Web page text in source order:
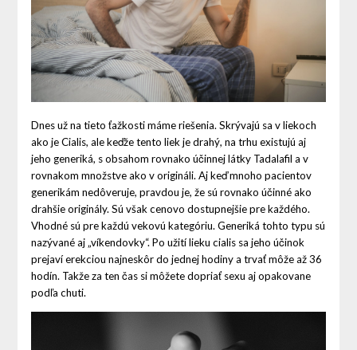
Dnes už na tieto ťažkosti máme riešenia. Skrývajú sa v liekoch
ako je Cialis, ale keďže tento liek je drahý, na trhu existujú aj
jeho generiká, s obsahom rovnako účinnej látky Tadalafil a v
rovnakom množstve ako v origináli. Aj keď mnoho pacientov
generikám nedôveruje, pravdou je, že sú rovnako účinné ako
drahšie originály. Sú však cenovo dostupnejšie pre každého.
Vhodné sú pre každú vekovú kategóriu. Generiká tohto typu sú
nazývané aj „víkendovky“. Po užití lieku cialissa jeho účinok
prejaví erekciou najneskôr do jednej hodiny a trvať môže až 36
hodín. Takže za ten čas si môžete dopriať sexu aj opakovane
podľa chuti.